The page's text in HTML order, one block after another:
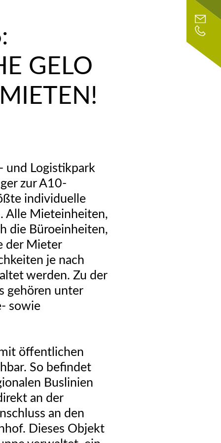
GELO
und Logistikpark
zur A10-
individuelle
Alle Mieteinheiten,
die Büroeinheiten,
der Mieter
je nach
werden. Zu der
gehören unter
sowie
öffentlichen
So befindet
Buslinien
an der
an den
Dieses Objekt